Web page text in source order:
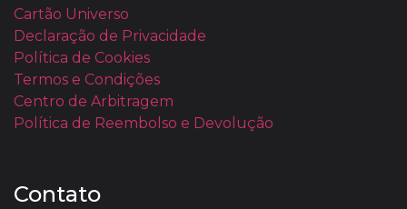
Cartão Universo
Declaração de Privacidade
Política de Cookies
Termos e Condições
Centro de Arbitragem
Política de Reembolso e Devolução
Contato